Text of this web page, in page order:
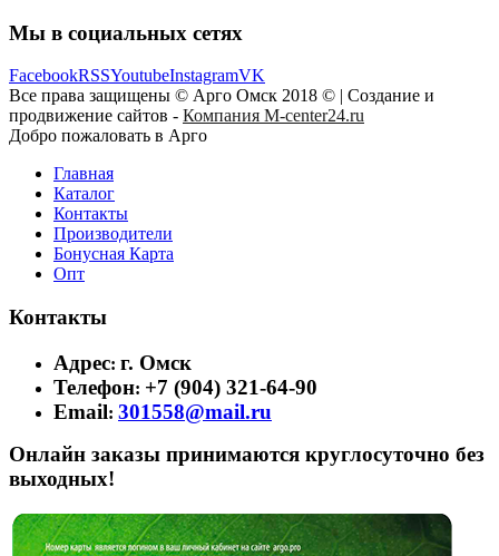
Мы в социальных сетях
FacebookRSSYoutubeInstagramVK
Все права защищены © Арго Омск 2018 © | Создание и
продвижение сайтов - Компания M-center24.ru
Добро пожаловать в Арго
Главная
Каталог
Контакты
Производители
Бонусная Карта
Опт
Контакты
Адрес: г. Омск
Телефон: +7 (904) 321-64-90
Email: 301558@mail.ru
Онлайн заказы принимаются круглосуточно без
выходных!